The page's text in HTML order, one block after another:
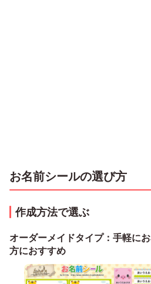
お名前シールの選び方
作成方法で選ぶ
オーダーメイドタイプ：手軽に
方におすすめ